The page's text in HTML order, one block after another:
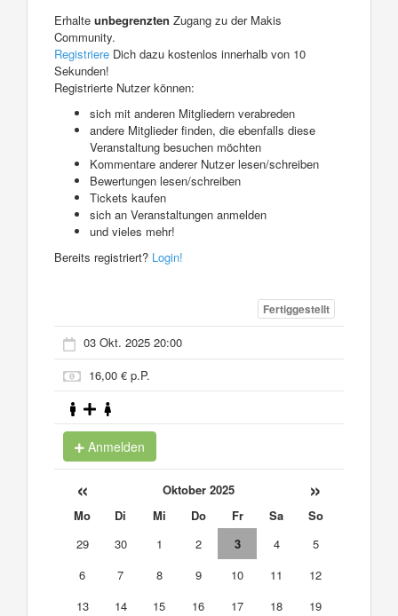
Erhalte unbegrenzten Zugang zu der Makis
Community.
Registriere Dich dazu kostenlos innerhalb von 10
Sekunden!
Registrierte Nutzer können:
sich mit anderen Mitgliedern verabreden
andere Mitglieder finden, die ebenfalls diese
Veranstaltung besuchen möchten
Kommentare anderer Nutzer lesen/schreiben
Bewertungen lesen/schreiben
Tickets kaufen
sich an Veranstaltungen anmelden
und vieles mehr!
Bereits registriert? Login!
Fertiggestellt
03 Okt. 2025 20:00
16,00 € p.P.
Anmelden
« Oktober 2025 »
Mo Di Mi Do Fr Sa
So
29
30 1 2 3 4
5
6
7 8 9 10 11
12
13
14 15 16 17 18
19